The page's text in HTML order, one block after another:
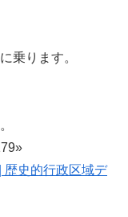
乗ります。
歴史的行政区域デ